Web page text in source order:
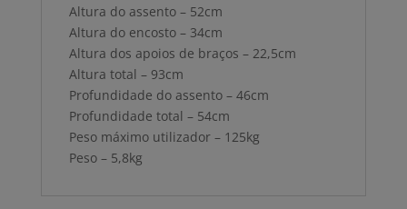
Altura do assento – 52cm
Altura do encosto – 34cm
Altura dos apoios de braços – 22,5cm
Altura total – 93cm
Profundidade do assento – 46cm
Profundidade total – 54cm
Peso máximo utilizador – 125kg
Peso – 5,8kg